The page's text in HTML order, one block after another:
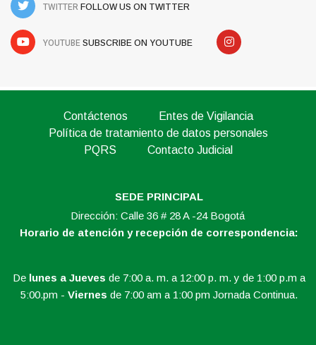
TWITTER FOLLOW US ON TWITTER
YOUTUBE SUBSCRIBE ON YOUTUBE
Contáctenos
Entes de Vigilancia
Política de tratamiento de datos personales
PQRS
Contacto Judicial
SEDE PRINCIPAL
Dirección: Calle 36 # 28 A -24 Bogotá
Horario de atención y recepción de correspondencia:
De lunes a Jueves de 7:00 a. m. a 12:00 p. m. y de 1:00 p.m a
5:00.pm - Viernes de 7:00 am a 1:00 pm Jornada Continua.